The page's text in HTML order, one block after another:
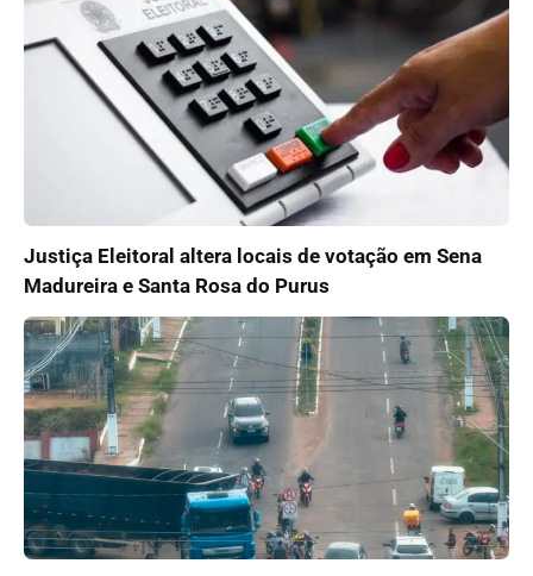
Justiça Eleitoral altera locais de votação em Sena
Madureira e Santa Rosa do Purus